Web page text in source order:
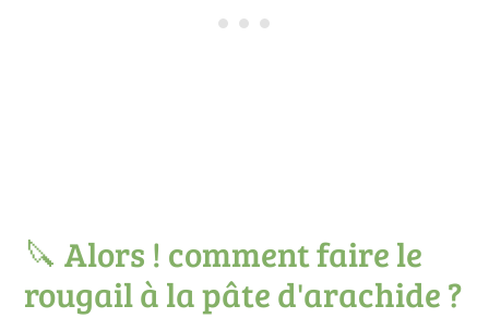
🔪 Alors ! comment faire le
rougail à la pâte d'arachide ?